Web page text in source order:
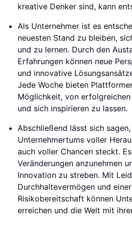
kreative Denker sind, kann
Als Unternehmer ist es
neuesten Stand zu bleiben,
und zu lernen. Durch den
Erfahrungen können neue
und innovative
Jede Woche bieten
Möglichkeit, von
und sich inspirieren zu lassen.
Abschließend lässt sich
Unternehmertums voller
auch voller Chancen steckt.
Veränderungen anzunehmen
Innovation zu streben. Mit
Durchhaltevermögen und
Risikobereitschaft können
erreichen und die Welt mit